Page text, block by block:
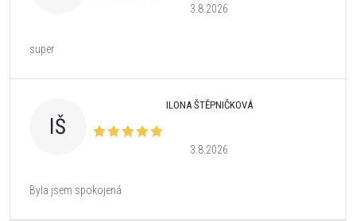
3.8.2026
super
IŠ
ILONA ŠTĚPNIČKOVÁ
3.8.2026
Byla jsem spokojená